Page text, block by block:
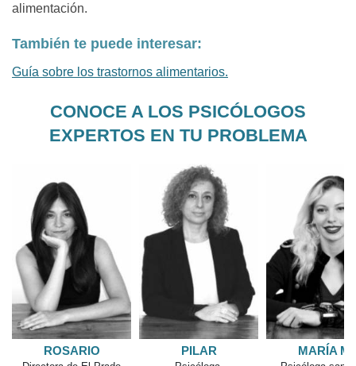
alimentación.
También te puede interesar:
Guía sobre los trastornos alimentarios.
CONOCE A LOS PSICÓLOGOS
EXPERTOS EN TU PROBLEMA
PILAR MARÍA M.